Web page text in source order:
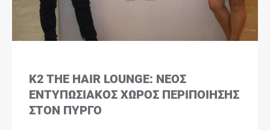
K2 THE HAIR LOUNGE: ΝΈΟΣ
ΕΝΤΥΠΩΣΙΑΚΌΣ ΧΏΡΟΣ ΠΕΡΙΠΟΊΗΣΗΣ
ΣΤΟΝ ΠΎΡΓΟ